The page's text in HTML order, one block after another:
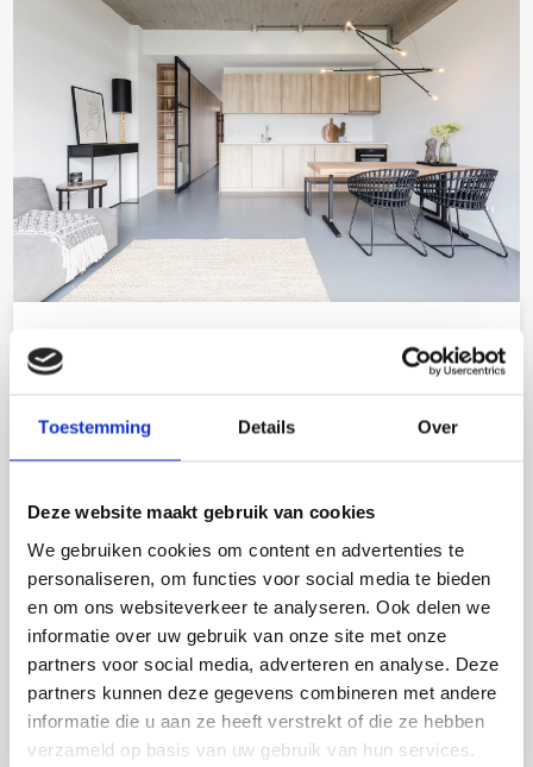
Toestemming Details Over
Deze website maakt gebruik van cookies
We gebruiken cookies om content en advertenties te
personaliseren, om functies voor social media te bieden
en om ons websiteverkeer te analyseren. Ook delen we
informatie over uw gebruik van onze site met onze
partners voor social media, adverteren en analyse. Deze
partners kunnen deze gegevens combineren met andere
informatie die u aan ze heeft verstrekt of die ze hebben
verzameld op basis van uw gebruik van hun services.
Why do we use it?
the readable content of a page when looking at its layout.
here, content here’, making it look like readable English.
now use Lorem Ipsum as their default model text, and a
search for ‘lorem ipsum’ will uncover many web sites still in
their infancy. Various versions have evolved over the years,
sometimes by accident, sometimes on purpose (injected
humour and the like).